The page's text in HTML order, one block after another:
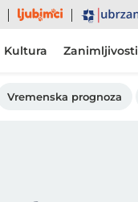
Ljubimci Ubrzanje
Kultura Zanimljivosti
Vremenska prognoza